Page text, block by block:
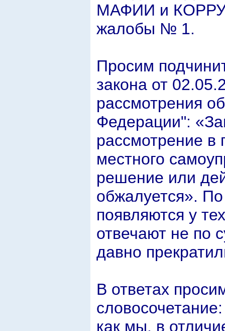
МАФИИ и
жалобы № 1.
Просим
закона от
рассмотрения
Федерации":
рассмотрение в
местного
решение или
обжалуется».
появляются у
отвечают не по
давно
В ответах
как мы, в